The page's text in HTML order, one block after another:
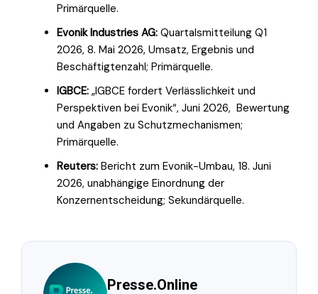
Primärquelle.
Evonik Industries AG: Quartalsmitteilung Q1
2026, 8. Mai 2026, Umsatz, Ergebnis und
Beschäftigtenzahl; Primärquelle.
IGBCE: „IGBCE fordert Verlässlichkeit und
Perspektiven bei Evonik“, Juni 2026, Bewertung
und Angaben zu Schutzmechanismen;
Primärquelle.
Reuters: Bericht zum Evonik-Umbau, 18. Juni
2026, unabhängige Einordnung der
Konzernentscheidung; Sekundärquelle.
Presse.Online